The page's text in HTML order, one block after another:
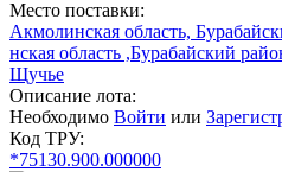
Место поставки:
Акмолинская область,
нская область ,Бурабайский
Щучье
Описание лота:
Необходимо Войти или
Код ТРУ:
*75130.900.000000